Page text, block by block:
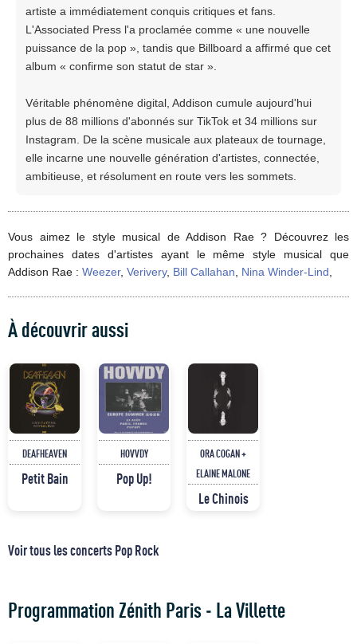
artiste a immédiatement conquis critiques et fans.
L'Associated Press l'a proclamée comme « une nouvelle
puissance de la pop », tandis que Billboard a affirmé que cet
album « confirme son statut de star ».
Véritable phénomène digital, Addison cumule aujourd'hui
plus de 88 millions d'abonnés sur TikTok et 34 millions sur
Instagram. De la scène musicale aux plateaux de tournage,
elle incarne une nouvelle génération d'artistes, connectée,
ambitieuse, et résolument en route vers les sommets.
Vous aimez le style musical de Addison Rae ? Découvrez les
prochaines dates d'artistes ayant le même style musical que
Addison Rae : Weezer, Verivery, Bill Callahan Nina Winder-Lind
À découvrir aussi
DEAFHEAVEN
Petit Bain
HOVVDY
Pop Up!
ORA COGAN +
ELAINE MALONE
Le Chinois
Voir tous les concerts Pop Rock
Programmation Zénith Paris - La Villette